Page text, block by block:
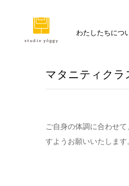
わたしたちにつ
マタニティクラ
ご自身の体調に合わせ
すようお願いいたします